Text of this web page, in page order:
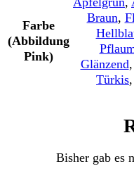
Farbe
(Abbildung
Pink)
Braun,
Glänzend,
Türkis,
Bisher gab es